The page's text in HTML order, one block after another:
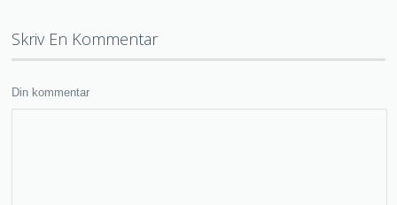
Skriv En Kommentar
Din kommentar